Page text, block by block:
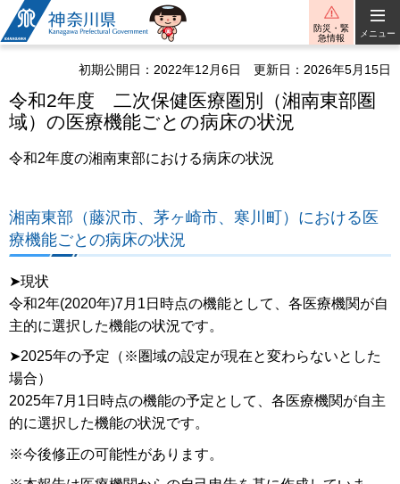
神奈川県
防災・緊
急情報
メニュー
初期公開日：2022年12月6日 更新日：2026年5月15日
令和2年度 二次保健医療圏別（湘南東部圏
域）の医療機能ごとの病床の状況
令和2年度の湘南東部における病床の状況
湘南東部（藤沢市、茅ヶ崎市、寒川町）における医
療機能ごとの病床の状況
➤現状
令和2年(2020年)7月1日時点の機能として、各医療機関が自
主的に選択した機能の状況です。
➤2025年の予定（※圏域の設定が現在と変わらないとした
場合）
2025年7月1日時点の機能の予定として、各医療機関が自主
的に選択した機能の状況です。
※今後修正の可能性があります。